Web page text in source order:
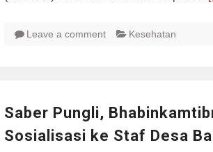
Leave a comment Kesehatan
Saber Pungli,
Sosialisasi ke Staf Desa